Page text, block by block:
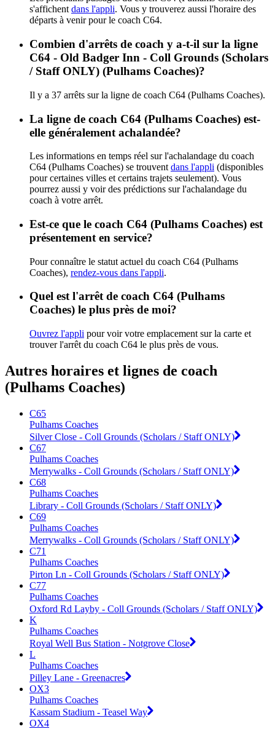
s'affichent dans l'appli. Vous y trouverez aussi l'horaire des
départs à venir pour le coach C64.
Combien d'arrêts de coach y a-t-il sur la ligne
C64 - Old Badger Inn - Coll Grounds (Scholars
/ Staff ONLY) (Pulhams Coaches)?
Il y a 37 arrêts sur la ligne de coach C64 (Pulhams Coaches).
La ligne de coach C64 (Pulhams Coaches) est-
elle généralement achalandée?
Les informations en temps réel sur l'achalandage du coach
C64 (Pulhams Coaches) se trouvent dans l'appli (disponibles
pour certaines villes et certains trajets seulement). Vous
pourrez aussi y voir des prédictions sur l'achalandage du
coach à votre arrêt.
Est-ce que le coach C64 (Pulhams Coaches) est
présentement en service?
Pour connaître le statut actuel du coach C64 (Pulhams
Coaches), rendez-vous dans l'appli.
Quel est l'arrêt de coach C64 (Pulhams
Coaches) le plus près de moi?
Ouvrez l'appli pour voir votre emplacement sur la carte et
trouver l'arrêt du coach C64 le plus près de vous.
Autres horaires et lignes de coach
(Pulhams Coaches)
C65
Pulhams Coaches
Silver Close - Coll Grounds (Scholars / Staff ONLY)
C67
Pulhams Coaches
Merrywalks - Coll Grounds (Scholars / Staff ONLY)
C68
Pulhams Coaches
Library - Coll Grounds (Scholars / Staff ONLY)
C69
Pulhams Coaches
Merrywalks - Coll Grounds (Scholars / Staff ONLY)
C71
Pulhams Coaches
Pirton Ln - Coll Grounds (Scholars / Staff ONLY)
C77
Pulhams Coaches
Oxford Rd Layby - Coll Grounds (Scholars / Staff ONLY)
K
Pulhams Coaches
Royal Well Bus Station - Notgrove Close
L
Pulhams Coaches
Pilley Lane - Greenacres
OX3
Pulhams Coaches
Kassam Stadium - Teasel Way
OX4